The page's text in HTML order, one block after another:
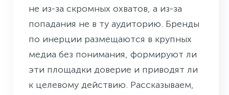
не из-за скромных охватов, а из-за
попадания не в ту аудиторию. Бренды
по инерции размещаются в крупных
медиа без понимания, формируют ли
эти площадки доверие и приводят ли
к целевому действию. Рассказываем,